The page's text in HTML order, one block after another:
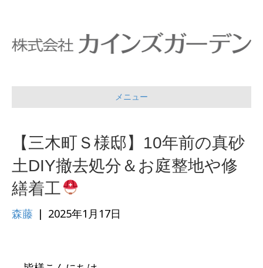
メニュー
【三木町Ｓ様邸】10年前の真砂
土DIY撤去処分＆お庭整地や修
繕着工
森藤 | 2025年1月17日